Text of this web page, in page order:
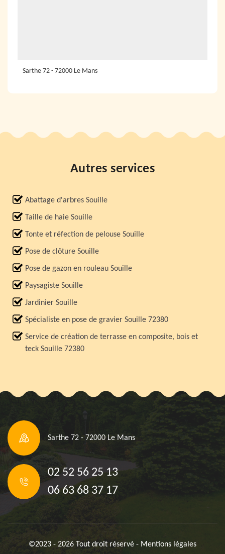
Sarthe 72 - 72000 Le Mans
Autres services
Abattage d'arbres Souille
Taille de haie Souille
Tonte et réfection de pelouse Souille
Pose de clôture Souille
Pose de gazon en rouleau Souille
Paysagiste Souille
Jardinier Souille
Spécialiste en pose de gravier Souille 72380
Service de création de terrasse en composite, bois et
teck Souille 72380
Sarthe 72 - 72000 Le Mans
02 52 56 25 13
06 63 68 37 17
©2023 - 2026 Tout droit réservé - Mentions légales